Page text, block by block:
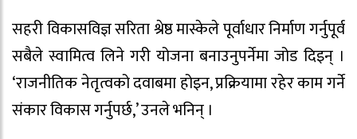
सहरी विकासविज्ञ सरिता श्रेष्ठ मास्केले पूर्वाधार निर्माण गर्नुपूर्व
सबैले स्वामित्व लिने गरी योजना बनाउनुपर्नेमा जोड दिइन् ।
‘राजनीतिक नेतृत्वको दवाबमा होइन, प्रक्रियामा रहेर काम गर्ने
संकार विकास गर्नुपर्छ,’ उनले भनिन् ।